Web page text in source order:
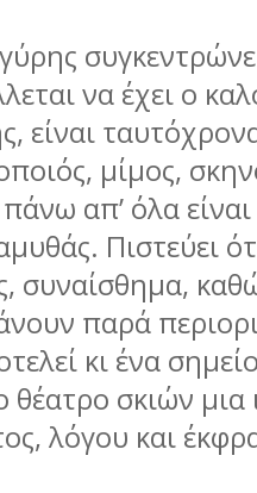
να έχει ο
είναι
μίμος,
απ’ όλα είναι
Πιστεύει
συναίσθημα,
παρά
κι ένα
σκιών
λόγου και